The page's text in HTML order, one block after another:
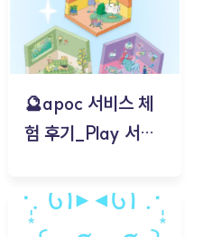
🔮apoc 서비스 체
험 후기_Play 서비
김태현